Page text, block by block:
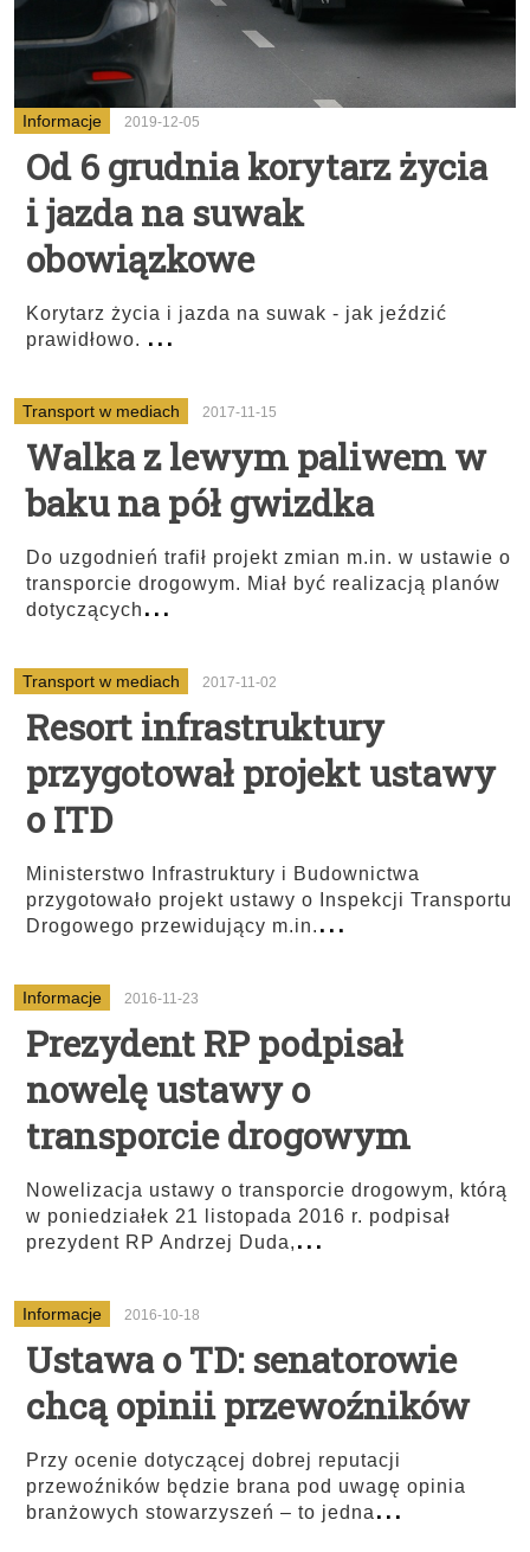
Informacje 2019-12-05
Od 6 grudnia korytarz życia
i jazda na suwak
obowiązkowe
Korytarz życia i jazda na suwak - jak jeździć
prawidłowo. ...
Transport w mediach 2017-11-15
Walka z lewym paliwem w
baku na pół gwizdka
Do uzgodnień trafił projekt zmian m.in. w ustawie o
transporcie drogowym. Miał być realizacją planów
dotyczących...
Transport w mediach 2017-11-02
Resort infrastruktury
przygotował projekt ustawy
o ITD
Ministerstwo Infrastruktury i Budownictwa
przygotowało projekt ustawy o Inspekcji Transportu
Drogowego przewidujący m.in. ...
Informacje 2016-11-23
Prezydent RP podpisał
nowelę ustawy o
transporcie drogowym
Nowelizacja ustawy o transporcie drogowym, którą
w poniedziałek 21 listopada 2016 r. podpisał
prezydent RP Andrzej Duda, ...
Informacje 2016-10-18
Ustawa o TD: senatorowie
chcą opinii przewoźników
Przy ocenie dotyczącej dobrej reputacji
przewoźników będzie brana pod uwagę opinia
branżowych stowarzyszeń – to jedna...